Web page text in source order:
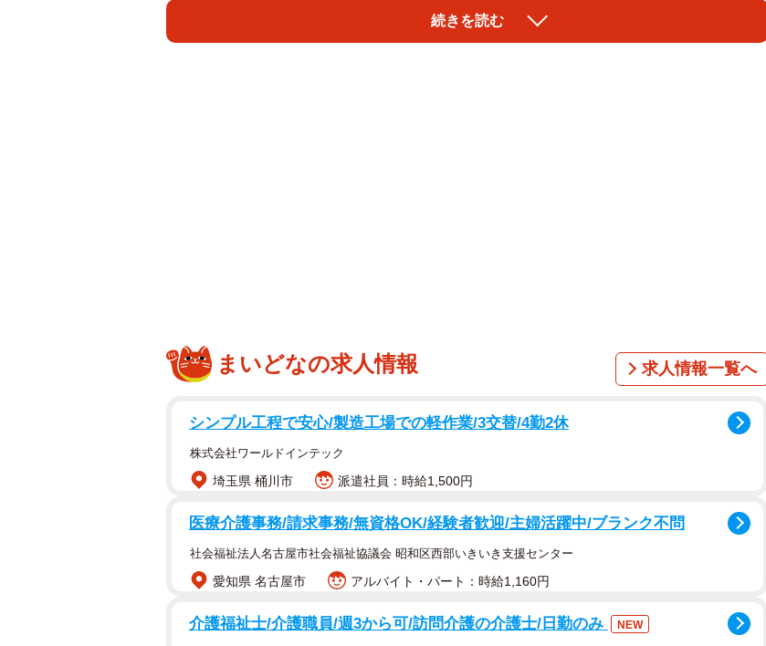
るシェルターでは受け入れが難しい授乳が必要な子猫のよう。そこで、仲間のミルクボラン
ティアさん（ぱな保護猫活動さん、Xアカウント→@TPTR6R1kLFmPISp）に子猫を受け入
続きを読む
まいどなの求人情報 求人情報一覧へ
シンプル工程で安心/製造工場での軽作業/3交替/4勤2休
株式会社ワールドインテック
埼玉県 桶川市 派遣社員：時給1,500円
医療介護事務/請求事務/無資格OK/経験者歓迎/主婦活躍中/ブランク不問
社会福祉法人名古屋市社会福祉協議会 昭和区西部いきいき支援センター
愛知県 名古屋市 アルバイト・パート：時給1,160円
介護福祉士/介護職員/週3から可/訪問介護の介護士/日勤のみ NEW